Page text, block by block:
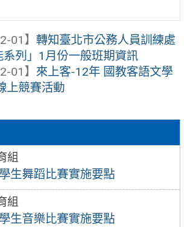
組
生舞蹈比賽實施要點
組
生音樂比賽實施要點
01】 轉知臺北市公務人員訓練處
列」1月份一般班期資訊
01】 來上客-12年 國教客語文學
上競賽活動